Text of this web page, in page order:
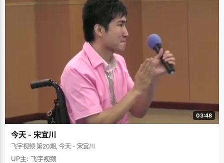
03:48
今天 - 宋宜川
飞宇视频 第20期, 今天 - 宋宜川
UP主: 飞宇视频